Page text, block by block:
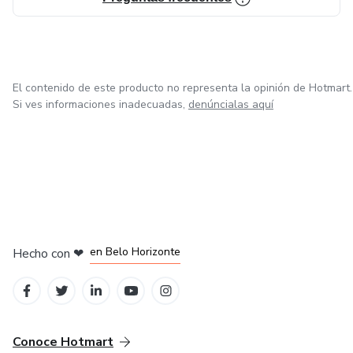
viaje hacia una versión mejor de ti mismo!
El contenido de este producto no representa la opinión de Hotmart.
Si ves informaciones inadecuadas, denúncialas aquí
Hecho con ❤ en Belo Horizonte
Conoce Hotmart